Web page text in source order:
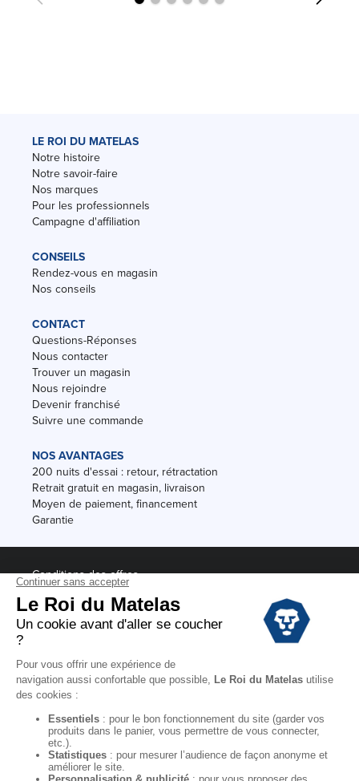
LE ROI DU MATELAS
Notre histoire
Notre savoir-faire
Nos marques
Pour les professionnels
Campagne d'affiliation
CONSEILS
Rendez-vous en magasin
Nos conseils
CONTACT
Questions-Réponses
Nous contacter
Trouver un magasin
Nous rejoindre
Devenir franchisé
Suivre une commande
NOS AVANTAGES
200 nuits d'essai : retour, rétractation
Retrait gratuit en magasin, livraison
Moyen de paiement, financement
Garantie
Conditions des offres
Black Friday
Destockage
Soldes
Conditions Générales de vente magasin
Conditions Générales de vente internet
Mentions Légales
Données personnelles
Codes promo Le Roi du Matelas